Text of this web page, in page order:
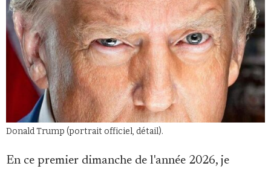
Faire un don
Demander à Vera
Donald Trump (portrait officiel, détail).
En ce premier dimanche de l'année 2026, je